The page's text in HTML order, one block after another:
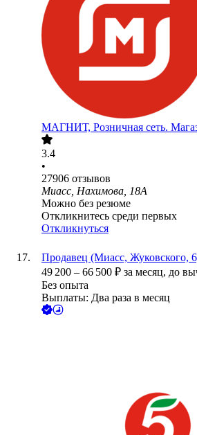
МАГНИТ, Розничная сеть.
3.4
•
27906 отзывов
Миасс, Нахимова, 18А
Можно без резюме
Откликнитесь среди первых
Откликнуться
Продавец (Миасс, Жуковского,
49 200 – 66 500 ₽ за месяц, до
Без опыта
Выплаты: Два раза в месяц